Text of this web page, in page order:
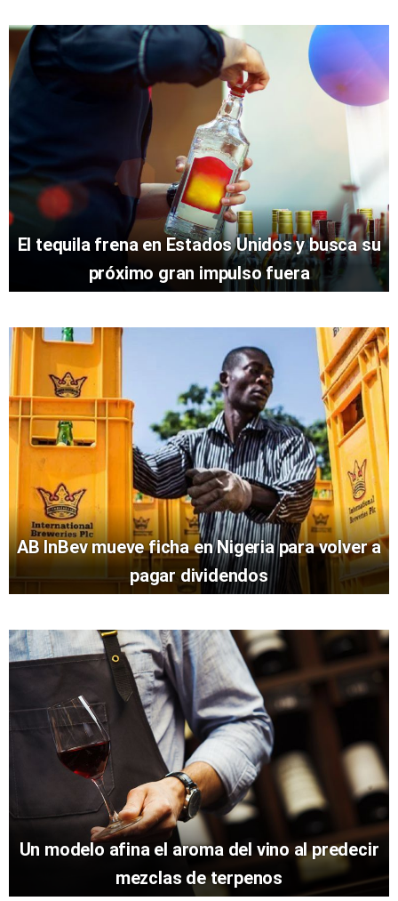
El tequila frena en Estados Unidos y busca su
próximo gran impulso fuera
AB InBev mueve ficha en Nigeria para volver a
pagar dividendos
Un modelo afina el aroma del vino al predecir
mezclas de terpenos